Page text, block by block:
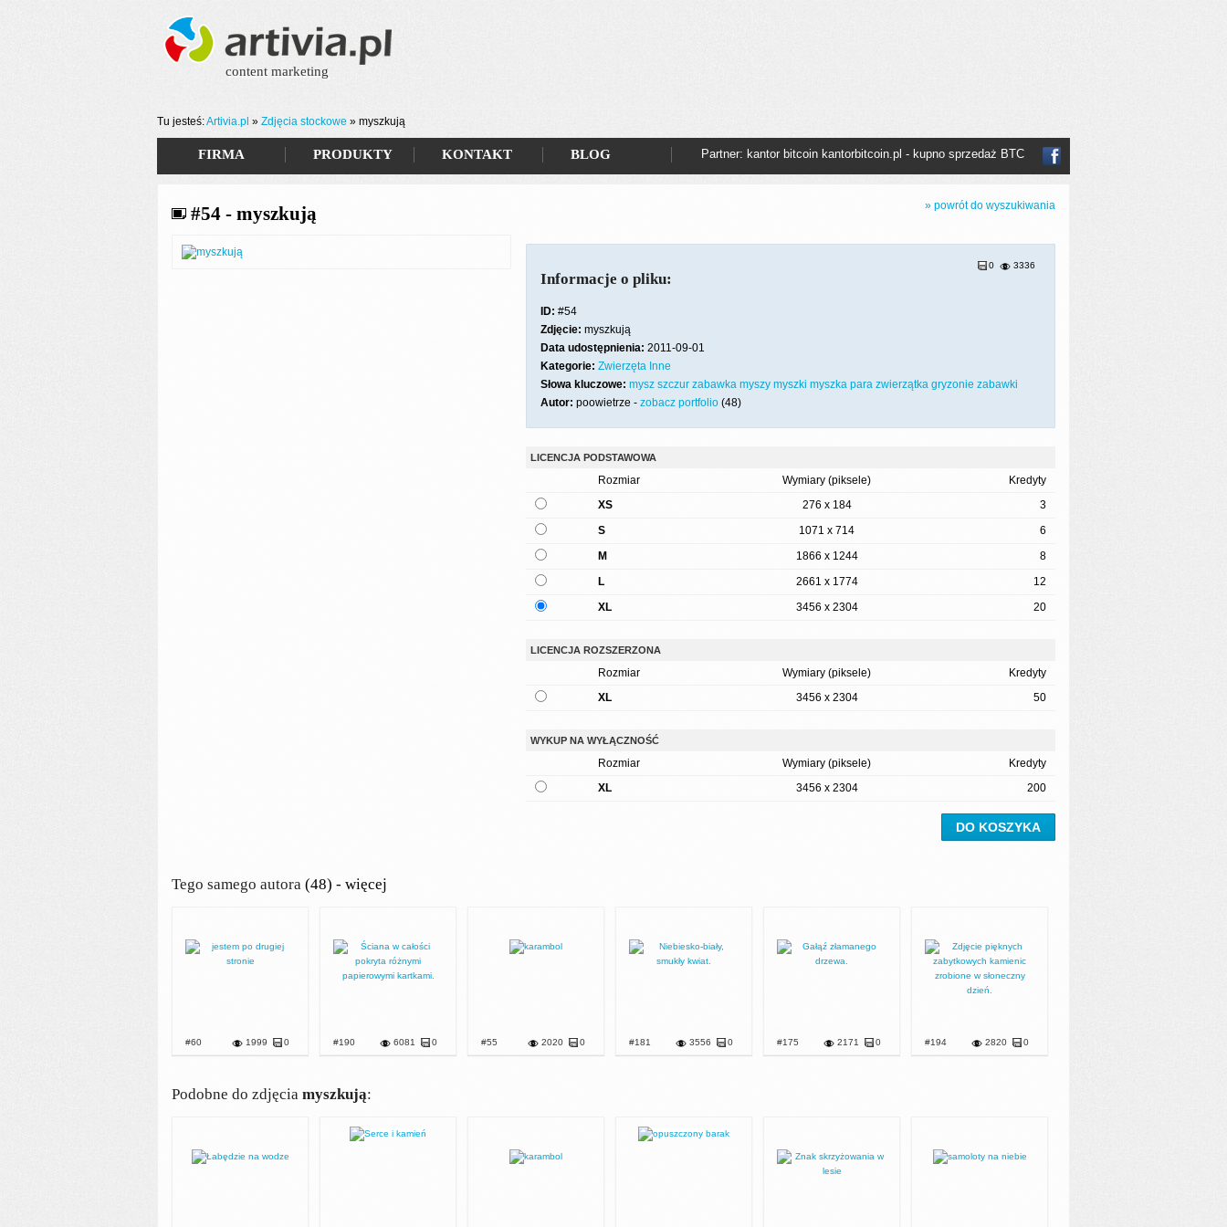
content marketing
Tu jesteś:Artivia.pl » Zdjęcia stockowe » myszkują
FIRMA PRODUKTY KONTAKT BLOG Partner: kantor bitcoin kantorbitcoin.pl - kupno sprzedaż BTC
» powrót do wyszukiwania
#54 - myszkują
3336
0
Informacje o pliku:
ID: #54
Zdjęcie: myszkują
Data udostępnienia: 2011-09-01
Kategorie: Zwierzęta Inne
Słowa kluczowe: mysz szczur zabawka myszy myszki myszka para zwierzątka gryzonie zabawki
Autor: poowietrze - zobacz portfolio (48)
LICENCJA PODSTAWOWA
Rozmiar Wymiary (piksele)
Kredyty
XS
276 x 184
3
S
1071 x 714
6
M
1866 x 1244
8
L
2661 x 1774
12
XL
3456 x 2304 20
LICENCJA ROZSZERZONA
Rozmiar Wymiary (piksele)
Kredyty
XL
3456 x 2304 50
WYKUP NA WYŁĄCZNOŚĆ
Rozmiar Wymiary (piksele)
Kredyty
XL
3456 x 2304 200
DO KOSZYKA
Tego samego autora (48) - więcej
#60 0
1999 #190 0
6081 #55 0
2020 #181 0
3556 #175 0
2171 #194 0
2820
Podobne do zdjęcia myszkują: